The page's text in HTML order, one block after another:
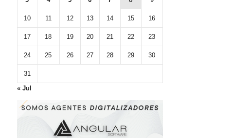
10 11 12 13 14 15 16
17 18 19 20 21 22 23
24 25 26 27 28 29 30
31
« Jul